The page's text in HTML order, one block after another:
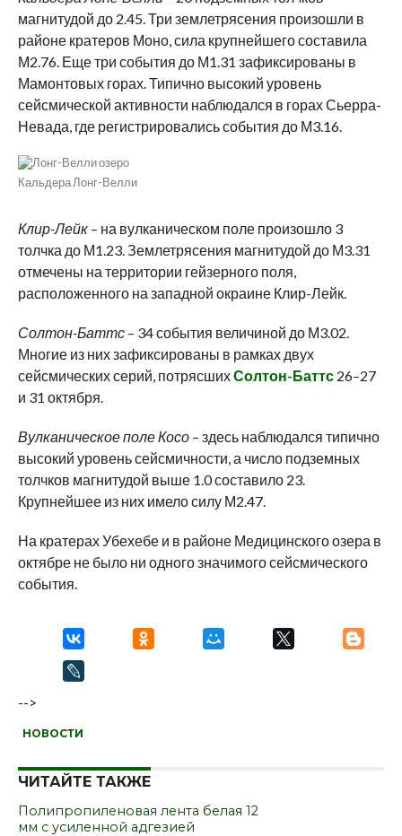
магнитудой до 2.45. Три землетрясения произошли в
районе кратеров Моно, сила крупнейшего составила
М2.76. Еще три события до М1.31 зафиксированы в
Мамонтовых горах. Типично высокий уровень
сейсмической активности наблюдался в горах Сьерра-
Невада, где регистрировались события до М3.16.
Кальдера Лонг-Велли
Клир-Лейк– на вулканическом поле произошло 3
толчка до М1.23. Землетрясения магнитудой до М3.31
отмечены на территории гейзерного поля,
расположенного на западной окраине Клир-Лейк.
Солтон-Баттс– 34 события величиной до М3.02.
Многие из них зафиксированы в рамках двух
сейсмических серий, потрясшихСолтон-Баттс26–27
и 31 октября.
Вулканическое поле Косо– здесь наблюдался типично
высокий уровень сейсмичности, а число подземных
толчков магнитудой выше 1.0 составило 23.
Крупнейшее из них имело силу М2.47.
На кратерах Убехебе и в районе Медицинского озера в
октябре не было ни одного значимого сейсмического
события.
-->
НОВОСТИ
ЧИТАЙТЕ ТАКЖЕ
Полипропиленовая лента белая 12
мм с усиленной адгезией